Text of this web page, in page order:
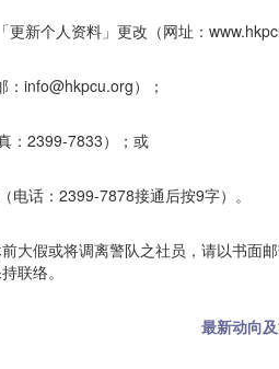
更新个人资料」更改（网址：
：info@hkpcu.org）；
：2399-7833）；或
电话：2399-7878接通后按9字）。
大假或将调离警队之社员，请以书面
联络。
最新动向